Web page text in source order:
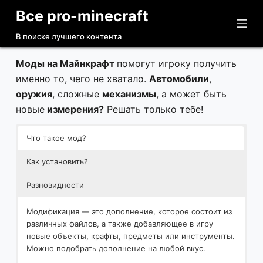
П
р
е
й
т
и
Все pro-minecraft
В поиске лучшего контента
Моды на Майнкрафт помогут игроку получить
именно то, чего не хватало. Автомобили,
оружия, сложные механизмы, а может быть
новыеизмерения?Решать только тебе!
Что такое мод?
Как установить?
Разновидности
Модификация — это дополнение, которое состоит из
различных файлов, а также добавляющее в игру
новые объекты, крафты, предметы или инструменты.
Можно подобрать дополнение на любой вкус.